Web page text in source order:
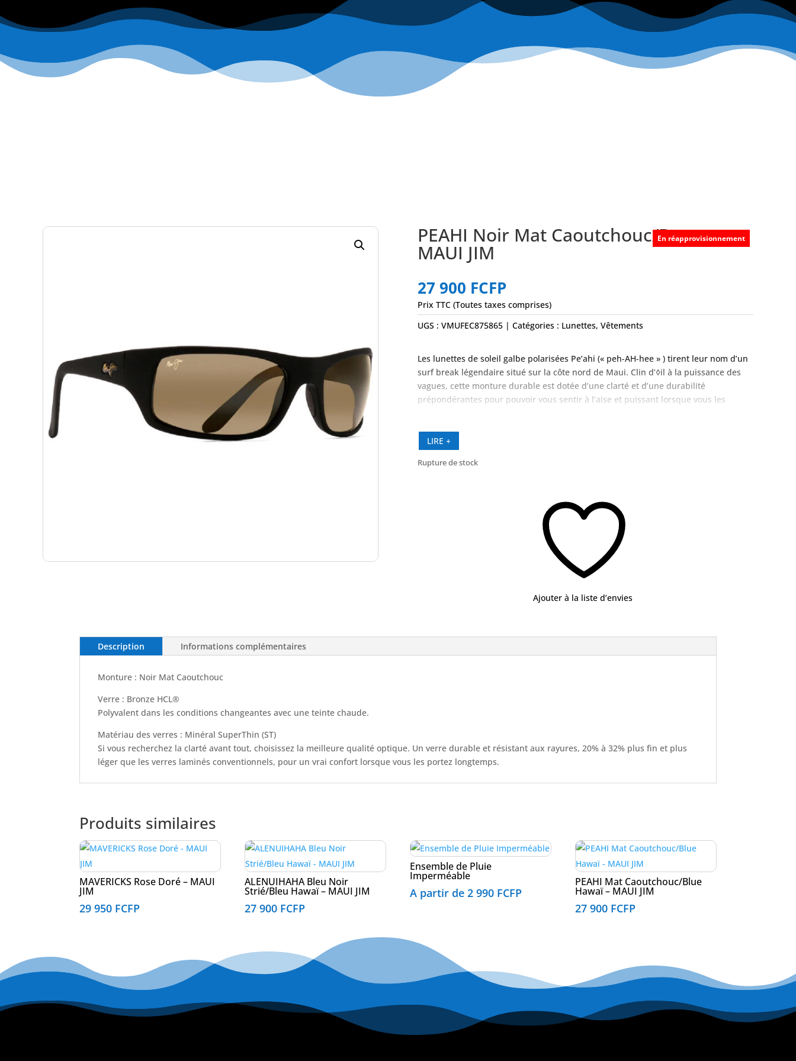
PEAHI Noir Mat Caoutchouc/Bronze –
MAUI JIM
27 900 FCFP
En réapprovisionnement
Prix TTC (Toutes taxes comprises)
UGS : VMUFEC875865 Catégories : Lunettes, Vêtements
Les lunettes de soleil galbe polarisées Pe’ahi (« peh-AH-hee » ) tirent leur nom d’un
surf break légendaire situé sur la côte nord de Maui. Clin d’◊il à la puissance des
vagues, cette monture durable est dotée d’une clarté et d’une durabilité
prépondérantes pour pouvoir vous sentir à l’aise et puissant lorsque vous les
LIRE +
Rupture de stock
Ajouter à la liste d’envies
Description Informations complémentaires
Monture : Noir Mat Caoutchouc
Verre : Bronze HCL®
Polyvalent dans les conditions changeantes avec une teinte chaude.
Matériau des verres : Minéral SuperThin (ST)
Si vous recherchez la clarté avant tout, choisissez la meilleure qualité optique. Un verre durable et résistant aux rayures, 20% à 32% plus fin et plus
léger que les verres laminés conventionnels, pour un vrai confort lorsque vous les portez longtemps.
Produits similaires
MAVERICKS Rose Doré – MAUI
JIM
29 950 FCFP
ALENUIHAHA Bleu Noir
Strié/Bleu Hawaï – MAUI JIM
27 900 FCFP
Ensemble de Pluie
Imperméable
A partir de2 990 FCFP
PEAHI Mat Caoutchouc/Blue
Hawaï – MAUI JIM
27 900 FCFP